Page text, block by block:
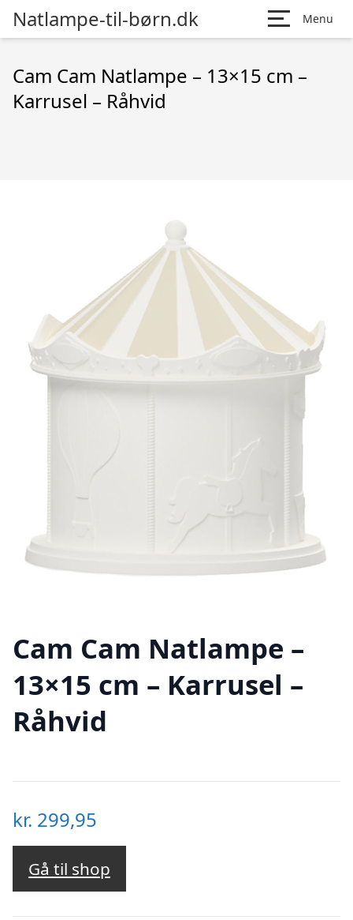
Natlampe-til-børn.dk Menu
Cam Cam Natlampe – 13×15 cm –
Karrusel – Råhvid
Cam Cam Natlampe –
13×15 cm – Karrusel –
Råhvid
kr. 299,95
Gå til shop